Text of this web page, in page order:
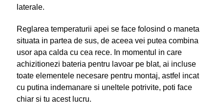
laterale.
Reglarea temperaturii apei se face folosind o maneta
situata in partea de sus, de aceea vei putea combina
usor apa calda cu cea rece. In momentul in care
achizitionezi bateria pentru lavoar pe blat, ai incluse
toate elementele necesare pentru montaj, astfel incat
cu putina indemanare si uneltele potrivite, poti face
chiar si tu acest lucru.